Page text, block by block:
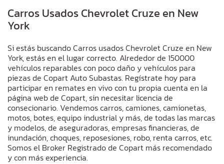
Carros Usados Chevrolet Cruze en New
York
Si estás buscando Carros usados Chevrolet Cruze en New
York, estás en el lugar correcto. Alrededor de 150000
vehículos reparables con poco daño y vehículos para
piezas de Copart Auto Subastas. Regístrate hoy para
participar en remates en vivo con tu propia cuenta en la
página web de Copart, sin necesitar licencia de
consecionario. Vendemos carros, camiones, camionetas,
motos, botes, equipo industrial y más, de todas las marcas
y modelos, de aseguradoras, empresas financieras, de
inundación, choques, reposesiones, robo, renta carros, etc.
Somos el Broker Registrado de Copart más recomendado
y con más experiencia.